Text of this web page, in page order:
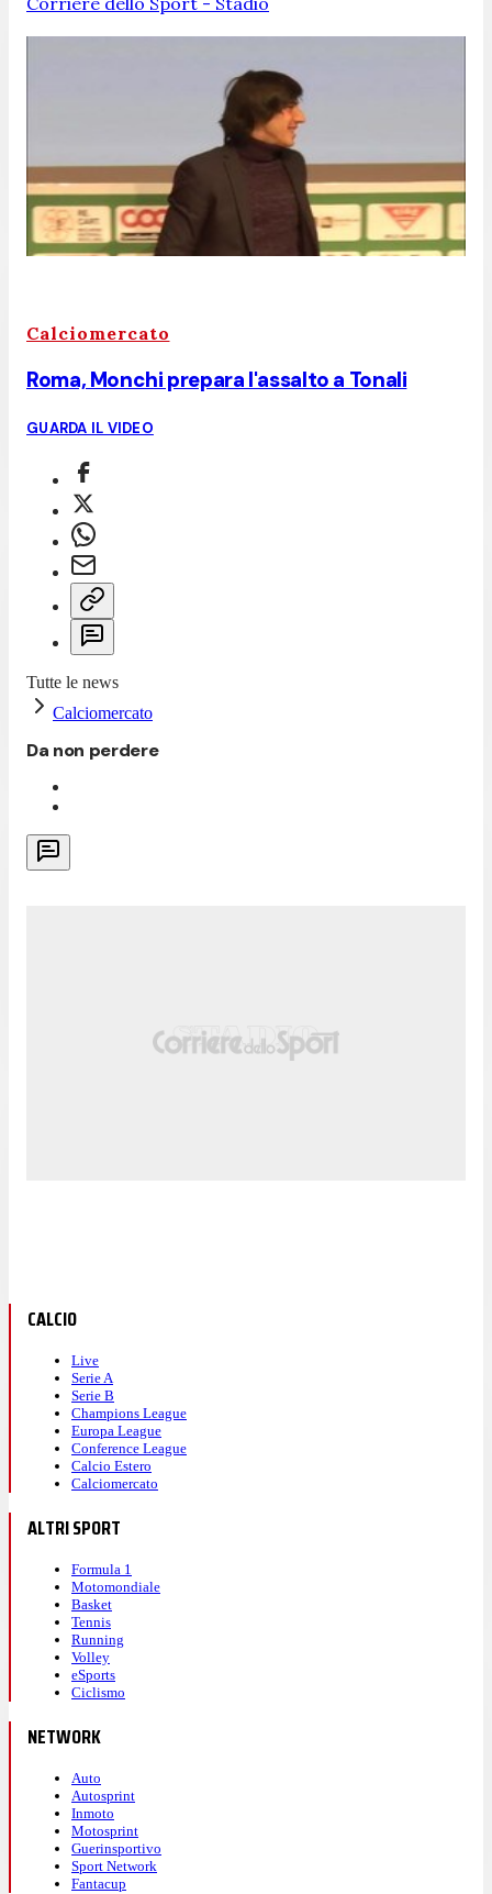
Calciomercato
Roma, Monchi prepara l'assalto a Tonali
GUARDA IL VIDEO
Tutte le news
Calciomercato
Da non perdere
CALCIO
Live
Serie A
Serie B
Champions League
Europa League
Conference League
Calcio Estero
Calciomercato
ALTRI SPORT
Formula 1
Motomondiale
Basket
Tennis
Running
Volley
eSports
Ciclismo
NETWORK
Auto
Autosprint
Inmoto
Motosprint
Guerinsportivo
Sport Network
Fantacup